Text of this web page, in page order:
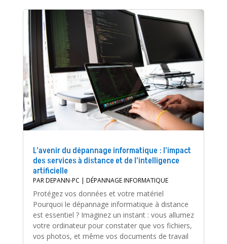
L’avenir du dépannage informatique : l’impact
des services à distance et de l’intelligence
artificielle
PARDEPANN-PC | DÉPANNAGE INFORMATIQUE
Protégez vos données et votre matériel
Pourquoi le dépannage informatique à distance
est essentiel ? Imaginez un instant : vous allumez
votre ordinateur pour constater que vos fichiers,
vos photos, et même vos documents de travail